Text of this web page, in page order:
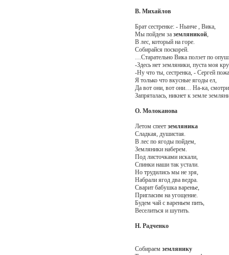
В. Михайлов
Брат сестренке: - Нынче , Вика,
Мы пойдем за земляникой,
В лес, который на горе.
Собирайся поскорей.
…Старательно Вика ползет по
-Здесь нет земляники, пуста моя
-Ну что ты, сестренка, - Сергей
Я только что вкусные ягоды ел,
Да вот они, вот они… На-ка,
Запряталась, никнет к земле
О. Молоканова
Летом спеет земляника
Сладкая, душистая.
В лес по ягоды пойдем,
Земляники наберем.
Под листочками искали,
Спинки наши так устали.
Но трудились мы не зря,
Набрали ягод два ведра.
Сварит бабушка варенье,
Пригласим на угощение.
Будем чай с вареньем пить,
Веселиться и шутить.
Н. Радченко
Собираем землянику